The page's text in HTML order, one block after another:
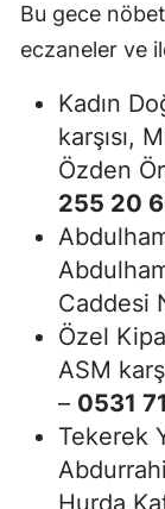
Bu gece
eczaneler ve
Kadın
karşısı,
Özden
255 20
Caddesi
Özel
ASM
– 0531
Tekerek
Hurda